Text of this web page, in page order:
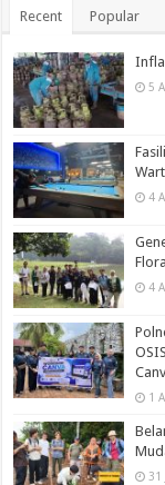
Recent Popular
5
4
4
1
31